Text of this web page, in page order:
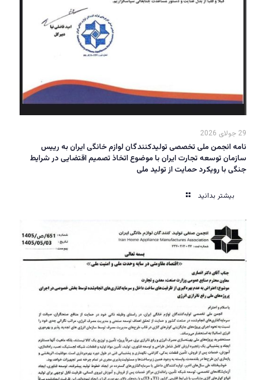
29 جولای 2026
نامه انجمن ملی تخصصی تولیدکنندگان لوازم خانگی ایران به رییس
سازمان توسعه تجارت ایران با موضوع اتخاذ تصمیم اقتضایی در شرایط
جنگی با رویکرد حمایت از تولید ملی
بیشتر بدانید